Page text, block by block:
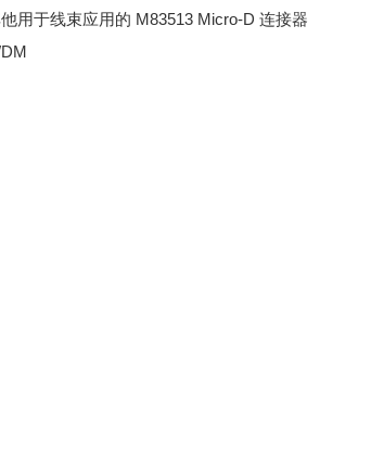
用于线束应用的 M83513 Micro-D 连接器